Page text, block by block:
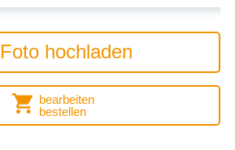
Foto hochladen
bearbeiten
bestellen